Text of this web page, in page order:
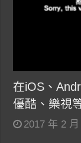
在iOS、
優酷、樂視等
2017 年 2 月